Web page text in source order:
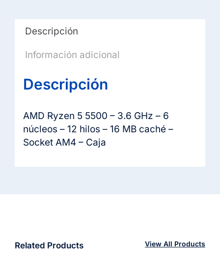
Descripción
Información adicional
Descripción
AMD Ryzen 5 5500 – 3.6 GHz – 6
núcleos – 12 hilos – 16 MB caché –
Socket AM4 – Caja
Related Products View All Products